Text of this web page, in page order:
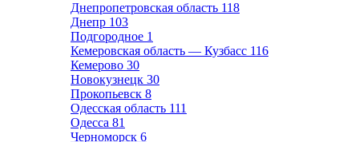
Днепропетровская область 118
Днепр 103
Подгородное 1
Кемеровская область — Кузбасс 116
Кемерово 30
Новокузнецк 30
Прокопьевск 8
Одесская область 111
Одесса 81
Черноморск 6